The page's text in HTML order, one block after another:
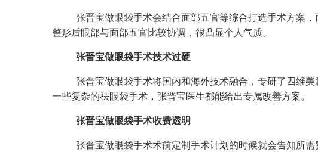
张晋宝做眼袋手术会结合面部五官等综合打造手术方案
整形后眼部与面部五官比较协调，很凸显个人气质。
张晋宝做眼袋手术技术过硬
张晋宝做眼袋手术将国内和海外技术融合，专研了四维
一些复杂的祛眼袋手术，张晋宝医生都能给出专属改善方案。
张晋宝做眼袋手术收费透明
张晋宝做眼袋手术术前定制手术计划的时候就会告知所